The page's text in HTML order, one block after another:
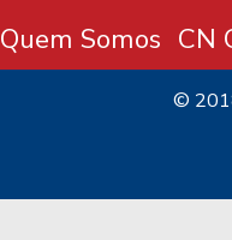
Quem Somos CN
©